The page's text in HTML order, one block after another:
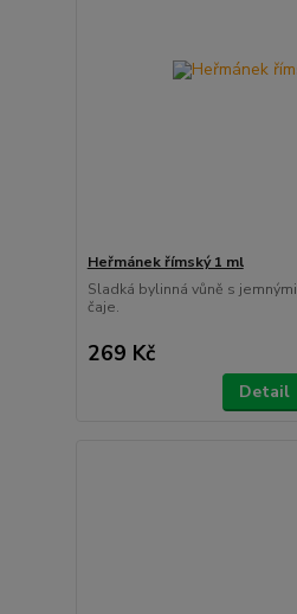
Heřmánek římský 1 ml
Sladká bylinná vůně s
čaje.
269 Kč
Detail